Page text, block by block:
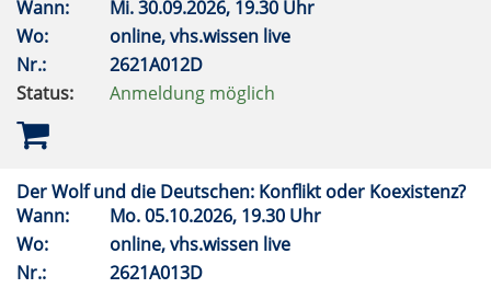
Wann:
Mi.30.09.2026, 19.30 Uhr
Wo:
online, vhs.wissen live
Nr.:
2621A012D
Status:
Anmeldung möglich
Der Wolf und die Deutschen: Konflikt oder Koexistenz?
Wann:
Mo.05.10.2026, 19.30 Uhr
Wo:
online, vhs.wissen live
Nr.:
2621A013D